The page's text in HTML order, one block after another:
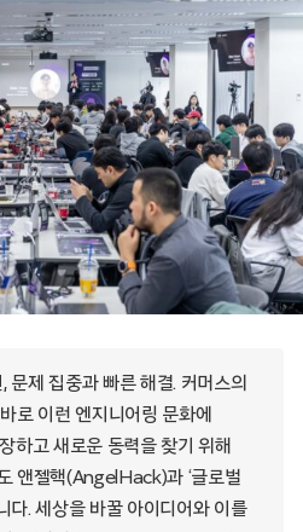
문제 집중과 빠른 해결. 커머스의
로 이런 엔지니어링 문화에
하고 새로운 동력을 찾기 위해
앤젤핵(AngelHack)과 ‘글로벌
다. 세상을 바꿀 아이디어와 이를